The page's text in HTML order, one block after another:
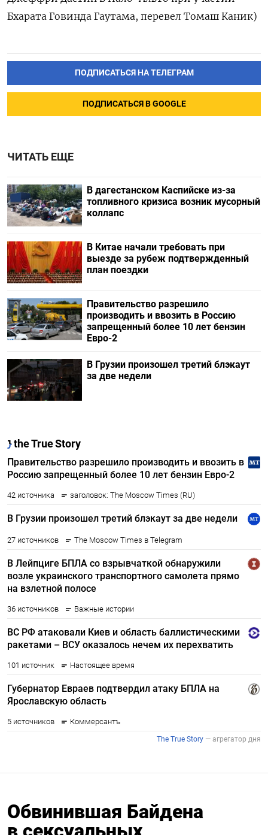
Бхарата Говинда Гаутама, перевел Томаш Каник)
ПОДПИСАТЬСЯ НА ТЕЛЕГРАМ
ПОДПИСАТЬСЯ В GOOGLE
ЧИТАТЬ ЕЩЕ
В дагестанском Каспийске из-за
топливного кризиса возник мусорный
коллапс
В Китае начали требовать при
выезде за рубеж подтвержденный
план поездки
Правительство разрешило
производить и ввозить в Россию
запрещенный более 10 лет бензин
Евро-2
В Грузии произошел третий блэкаут
за две недели
Обвинившая Байдена